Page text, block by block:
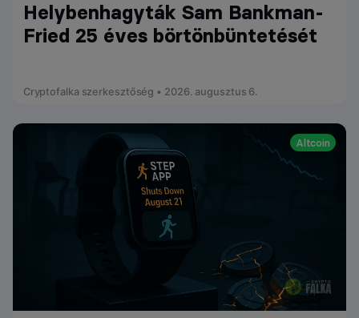
Helybenhagyták Sam Bankman-
Fried 25 éves börtönbüntetését
Cryptofalka szerkesztőség • 2026. augusztus 6.
Altcoin